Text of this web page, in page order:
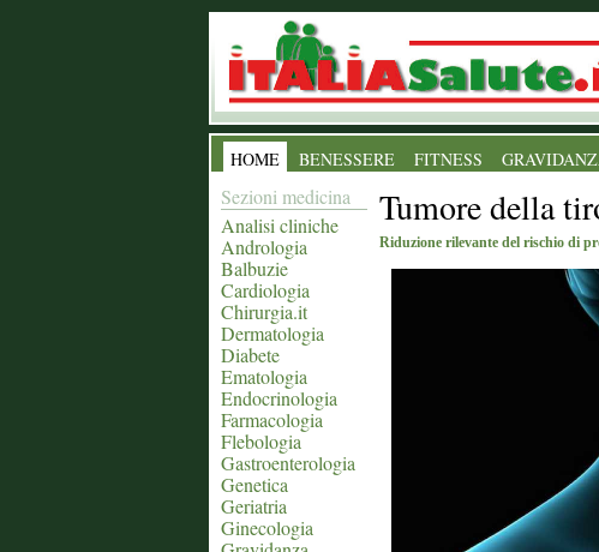
HOME BENESSERE FITNESS
Sezioni medicina
Analisi cliniche
Andrologia
Balbuzie
Cardiologia
Chirurgia.it
Dermatologia
Diabete
Ematologia
Endocrinologia
Farmacologia
Flebologia
Gastroenterologia
Genetica
Geriatria
Ginecologia
Tumore della
Riduzione rilevante del rischio di